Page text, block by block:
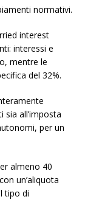
normativi.
interest
interessi e
mentre le
del 32%.
sia all’imposta
per un
almeno 40
un’aliquota
tipo di